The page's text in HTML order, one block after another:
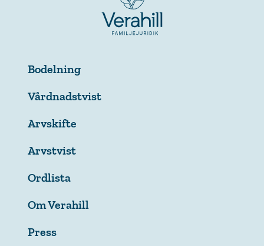
Bodelning
Vårdnadstvist
Arvskifte
Arvstvist
Ordlista
Om Verahill
Press